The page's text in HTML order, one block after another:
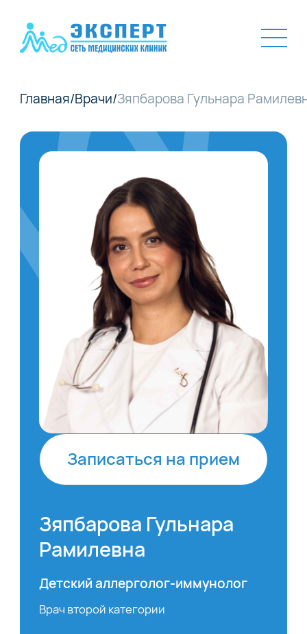
Главная/Врачи/Зяпбарова Гульнара
Записаться на прием
Зяпбарова Гульнара
Рамилевна
Детский аллерголог-иммунолог
Врач второй категории